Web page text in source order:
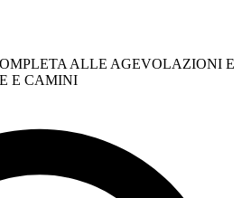
ALLE AGEVOLAZIONI E
E CAMINI